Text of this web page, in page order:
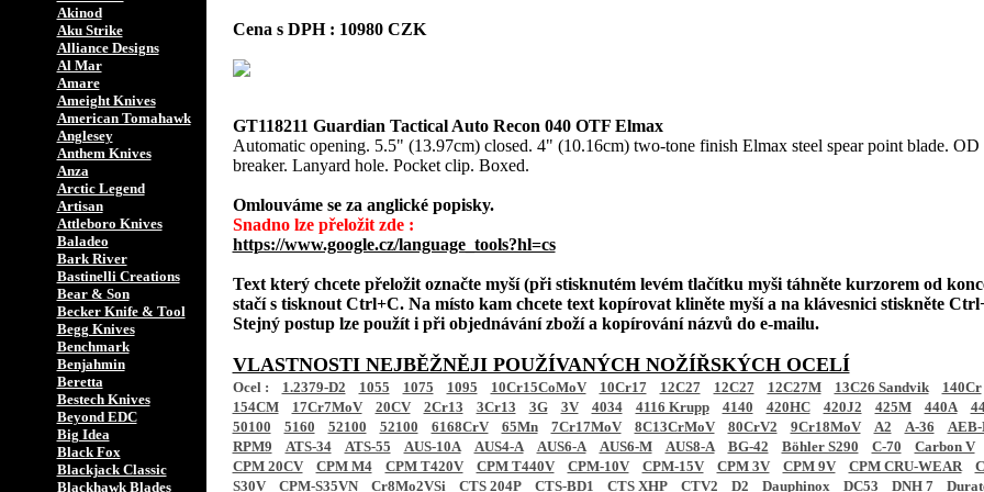
Akinod
Aku Strike
Alliance Designs
Al Mar
Amare
Ameight Knives
American Tomahawk
Anglesey
Anthem Knives
Anza
Arctic Legend
Artisan
Attleboro Knives
Baladeo
Bark River
Bastinelli Creations
Bear & Son
Becker Knife & Tool
Begg Knives
Benchmark
Benjahmin
Beretta
Bestech Knives
Beyond EDC
Big Idea
Black Fox
Blackjack Classic
Blackhawk Blades
Cena s DPH : 10980 CZK
GT118211 Guardian Tactical Auto Recon 040 OTF Elmax
Automatic opening. 5.5" (13.97cm) closed. 4" (10.16cm) two-tone finish Elmax steel spear point blade. OD
breaker. Lanyard hole. Pocket clip. Boxed.
Omlouváme se za anglické popisky.
Snadno lze přeložit zde :
https://www.google.cz/language_tools?hl=cs
Text který chcete přeložit označte myší (při stisknutém levém tlačítku myši táhněte kurzorem od
stačí s tisknout Ctrl+C. Na místo kam chcete text kopírovat kliněte myší a na klávesnici stiskněte
Stejný postup lze použít i při objednávání zboží a kopírování názvů do e-mailu.
VLASTNOSTI NEJBĚŽNĚJI POUŽÍVANÝCH NOŽÍŘSKÝCH OCELÍ
Ocel : 1.2379-D2 1055 1075 1095 10Cr15CoMoV 10Cr17 12C27 12C27 12C27M 13C26 Sandvik
140Cr
154CM
17Cr7MoV 20CV 2Cr13 3Cr13 3G 3V 4034 4116 Krupp 4140 420HC 420J2 425M 440A
50100
5160 52100 52100 6168CrV 65Mn 7Cr17MoV 8C13CrMoV 80CrV2 9Cr18MoV A2 A-36
RPM9
ATS-34 ATS-55 AUS-10A AUS4-A AUS6-A AUS6-M AUS8-A BG-42 Böhler S290 C-70
Carbon V
CPM 20CV
CPM M4 CPM T420V CPM T440V CPM-10V CPM-15V CPM 3V CPM 9V CPM CRU-WEAR
S30V
CPM-S35VN Cr8Mo2VSi CTS 204P CTS-BD1 CTS XHP CTV2 D2 Dauphinox DC53 DNH 7